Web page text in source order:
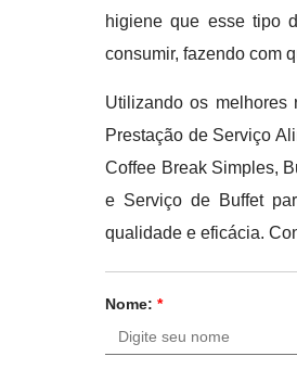
higiene que esse tipo
consumir, fazendo com
Utilizando os melhores
Prestação de Serviço
Coffee Break Simples,
e Serviço de Buffet
qualidade e eficácia.
Nome:*